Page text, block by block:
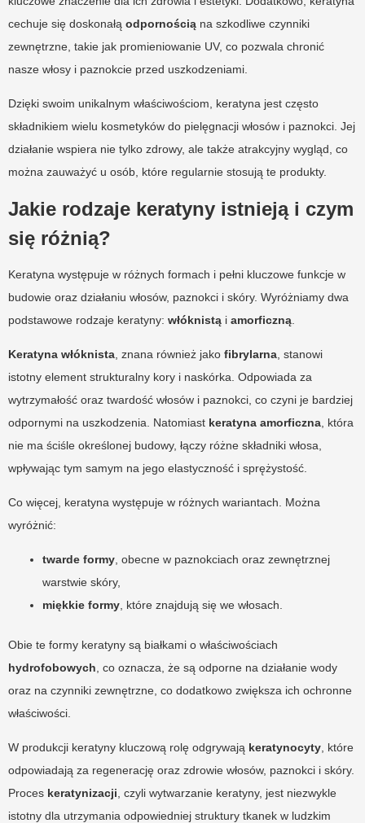
cechuje się doskonałą odpornością na szkodliwe czynniki
zewnętrzne, takie jak promieniowanie UV, co pozwala chronić
nasze włosy i paznokcie przed uszkodzeniami.
Dzięki swoim unikalnym właściwościom, keratyna jest często
składnikiem wielu kosmetyków do pielęgnacji włosów i paznokci. Jej
działanie wspiera nie tylko zdrowy, ale także atrakcyjny wygląd, co
można zauważyć u osób, które regularnie stosują te produkty.
Jakie rodzaje keratyny istnieją i czym
się różnią?
Keratyna występuje w różnych formach i pełni kluczowe funkcje w
budowie oraz działaniu włosów, paznokci i skóry. Wyróżniamy dwa
podstawowe rodzaje keratyny: włóknistą i amorficzną
Keratyna włóknista , znana również jako fibrylarna , stanowi
istotny element strukturalny kory i naskórka. Odpowiada za
wytrzymałość oraz twardość włosów i paznokci, co czyni je bardziej
odpornymi na uszkodzenia. Natomiast keratyna amorficzna , która
nie ma ściśle określonej budowy, łączy różne składniki włosa,
wpływając tym samym na jego elastyczność i sprężystość.
Co więcej, keratyna występuje w różnych wariantach. Można
wyróżnić:
twarde formy , obecne w paznokciach oraz zewnętrznej
warstwie skóry,
miękkie formy , które znajdują się we włosach.
Obie te formy keratyny są białkami o właściwościach
hydrofobowych , co oznacza, że są odporne na działanie wody
oraz na czynniki zewnętrzne, co dodatkowo zwiększa ich ochronne
właściwości.
W produkcji keratyny kluczową rolę odgrywają keratynocyty , które
odpowiadają za regenerację oraz zdrowie włosów, paznokci i skóry.
Proces keratynizacji , czyli wytwarzanie keratyny, jest niezwykle
istotny dla utrzymania odpowiedniej struktury tkanek w ludzkim